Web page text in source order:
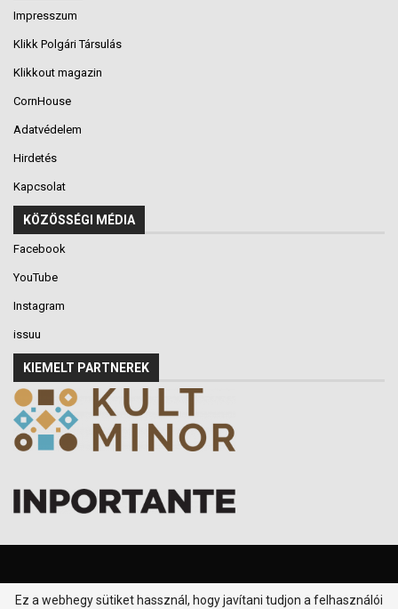
Impresszum
Klikk Polgári Társulás
Klikkout magazin
CornHouse
Adatvédelem
Hirdetés
Kapcsolat
KÖZÖSSÉGI MÉDIA
Facebook
YouTube
Instagram
issuu
KIEMELT PARTNEREK
Ez a webhegy sütiket hassznál, hogy javítani tudjon a felhasználói